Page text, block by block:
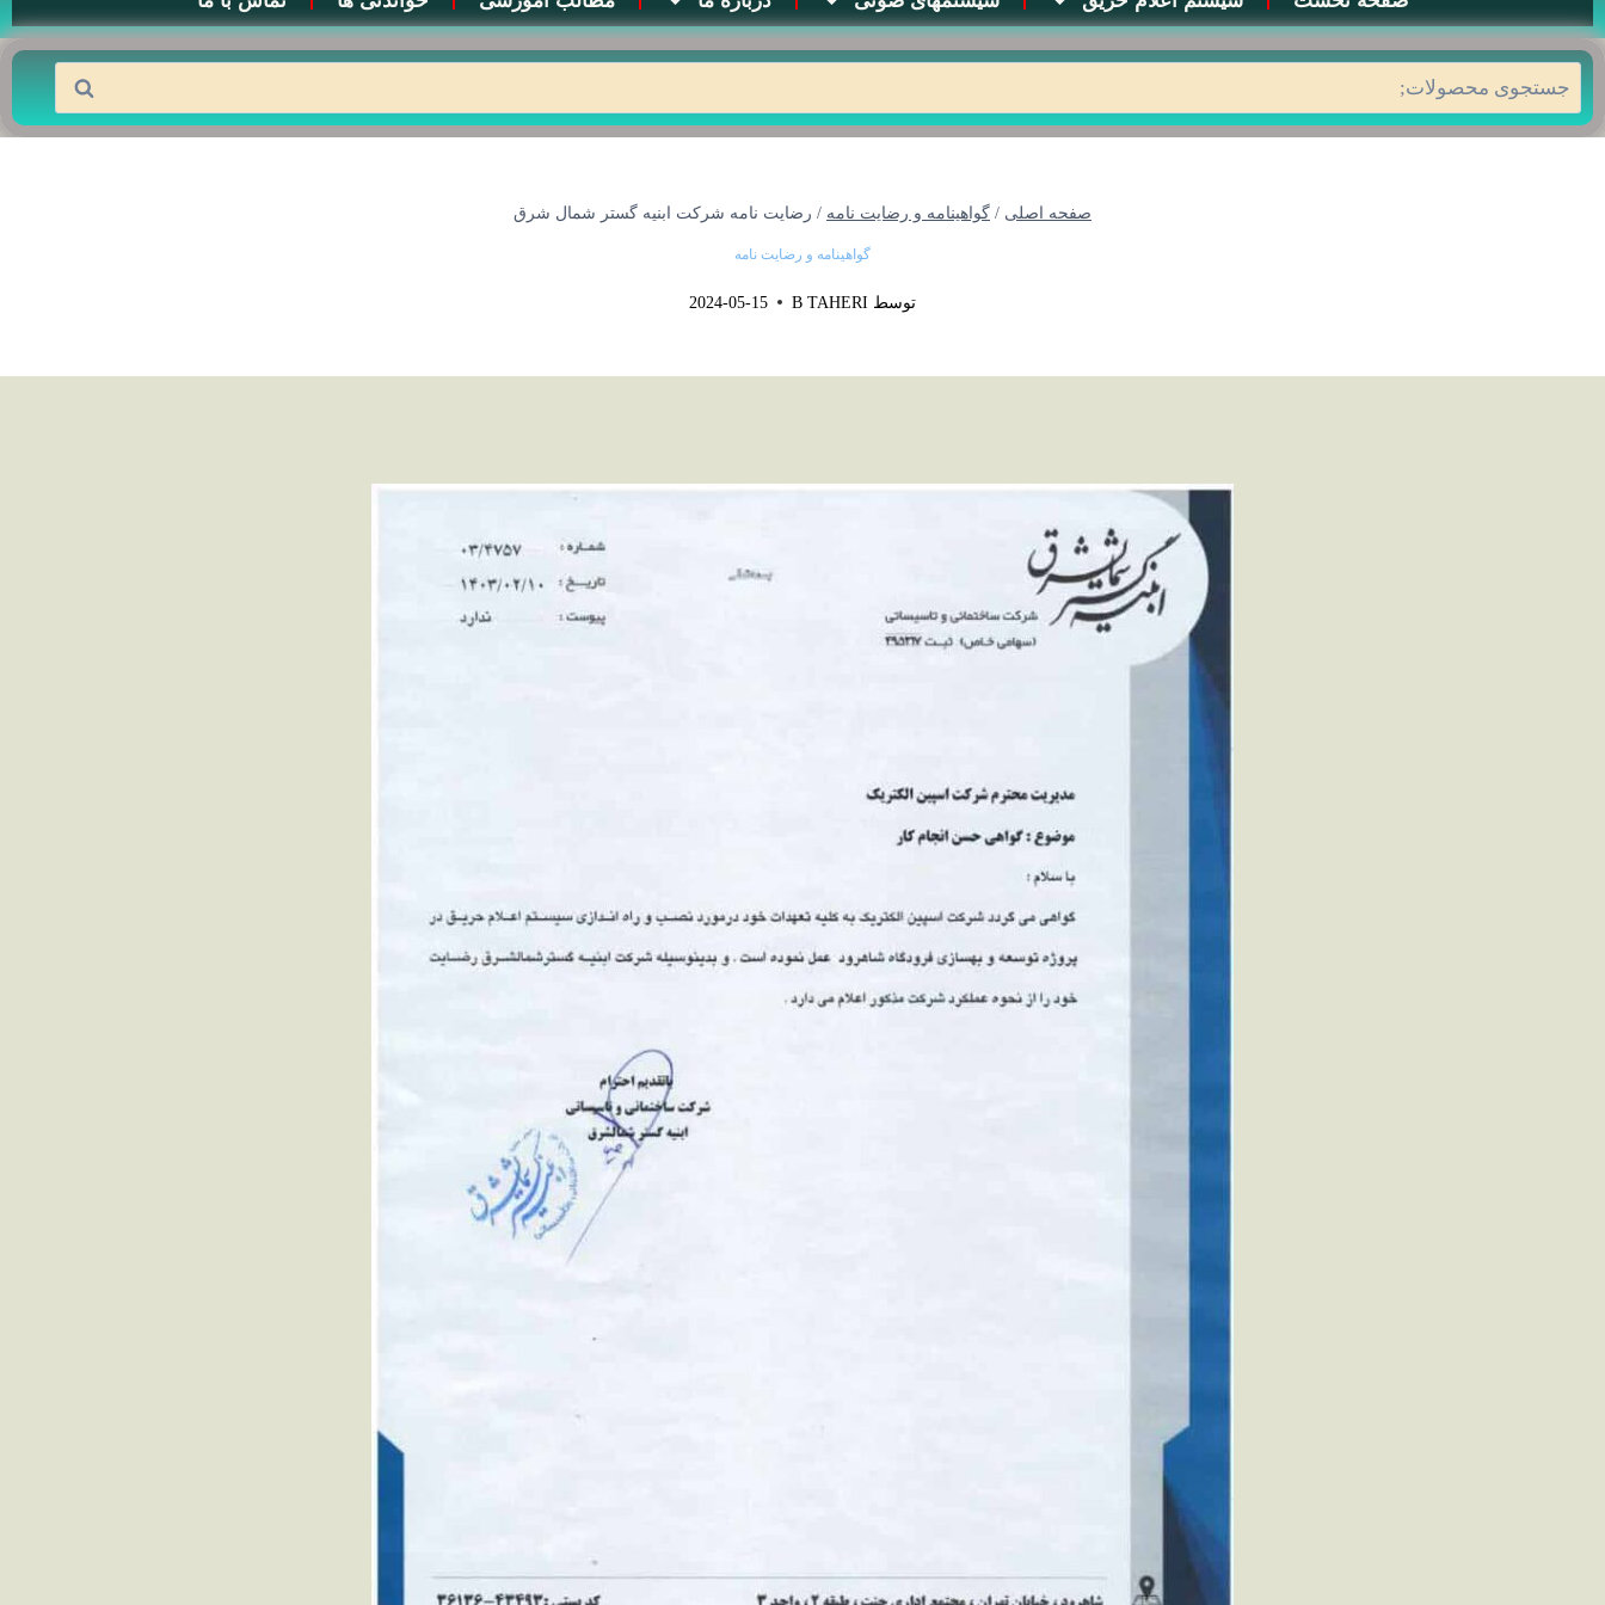
جستجو
صفحه اصلی / گواهینامه و رضایت نامه / رضایت نامه شرکت ابنیه گستر شمال شرق
گواهینامه و رضایت نامه
توسط B TAHERI
2024-05-15